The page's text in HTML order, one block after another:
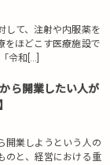
して、注射や内服薬を
をほどこす医療施設で
令和[…]
ら開業したい人が
開業しようという人の
のと、経営における重